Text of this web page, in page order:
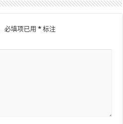
必填项已用* 标注